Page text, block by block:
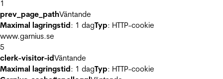
1
prev_page_pathVäntande
Maximal lagringstid: 1 dagTyp: HTTP-cookie
www.garnius.se
5
clerk-visitor-idVäntande
Maximal lagringstid: 1 dagTyp: HTTP-cookie